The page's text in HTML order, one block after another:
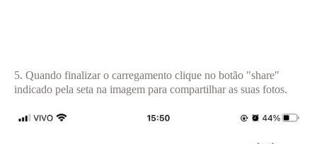
5. Quando finalizar o carregamento clique no botão "share"
indicado pela seta na imagem para compartilhar as suas fotos.